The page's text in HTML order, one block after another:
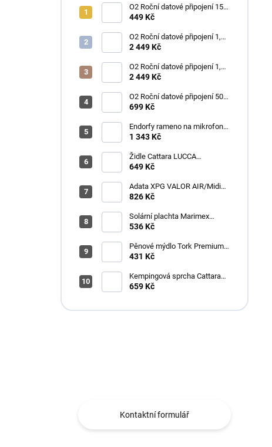
O2 Roční datové připojení 15
GB
449 Kč
O2 Roční datové připojení 1,2
TB
2 449 Kč
O2 Roční datové připojení 1,2
TB
2 449 Kč
O2 Roční datové připojení 50
GB
699 Kč
Endorfy rameno na mikrofon
Broadcast Low Profile Boom
hlava / černý
1 343 Kč
Židle Cattara LUCCA
kempingová skládací modrá
649 Kč
Adata XPG VALOR AIR/Midi
Tower/Transpar./Černá
826 Kč
Solární plachta Marimex
průměr 3,6 m černá
536 Kč
Pěnové mýdlo Tork Premium
Antimikrobiální 1l S4
431 Kč
Kempingová sprcha Cattara
AKU
659 Kč
Kontaktní formulář